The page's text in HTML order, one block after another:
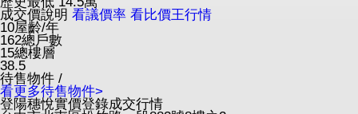
成交價說明 看議價率 看比價王行情
10屋齡/年
162總戶數
15總樓層
38.5
待售物件 /
看更多待售物件>
登陽穗悅實價登錄成交行情